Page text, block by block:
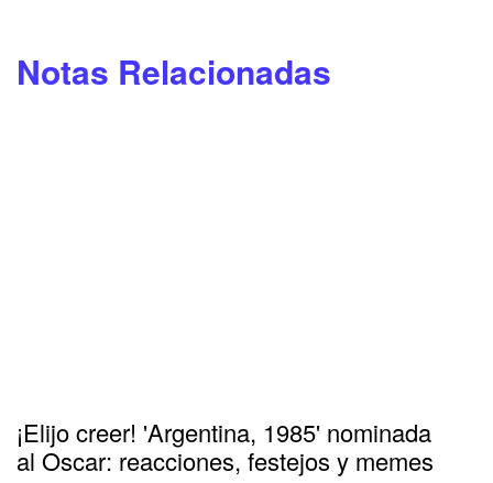
Notas Relacionadas
¡Elijo creer! 'Argentina, 1985' nominada
al Oscar: reacciones, festejos y memes